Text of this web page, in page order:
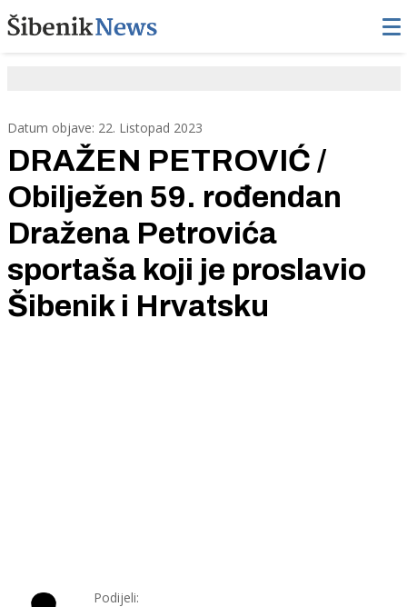
Datum objave: 22. Listopad 2023
DRAŽEN PETROVIĆ /
Obilježen 59. rođendan
Dražena Petrovića
sportaša koji je proslavio
Šibenik i Hrvatsku
Podijeli: